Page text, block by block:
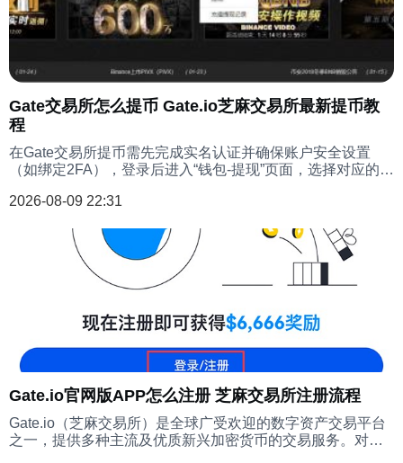
装了Gate.io的最新版本应用。
Gate交易所怎么提币 Gate.io芝麻交易所最新提币教
程
在Gate交易所提币需先完成实名认证并确保账户安全设置
（如绑定2FA），登录后进入“钱包-提现”页面，选择对应的币
等），输入提币数量和资金密码，小额提现可能需邮箱/短信
申请，平台处理成功后资产将转入目标地址，提币前请务必
确认地址正确且支持该币种，误操作可能导致资产永久丢
2026-08-09 22:31
Gate.io官网版APP怎么注册 芝麻交易所注册流程
Gate.io（芝麻交易所）是全球广受欢迎的数字资产交易平台
之一，提供多种主流及优质新兴加密货币的交易服务。对于